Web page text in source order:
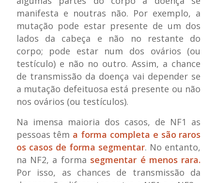
manifesta e noutras não. Por exemplo, a
mutação pode estar presente de um dos
lados da cabeça e não no restante do
corpo; pode estar num dos ovários (ou
testículo) e não no outro. Assim, a chance
de transmissão da doença vai depender se
a mutação defeituosa está presente ou não
nos ovários (ou testículos).
Na imensa maioria dos casos, de NF1 as
pessoas têm a forma completa e são raros
os casos de forma segmentar. No entanto,
na NF2, a forma segmentar é menos rara.
Por isso, as chances de transmissão da